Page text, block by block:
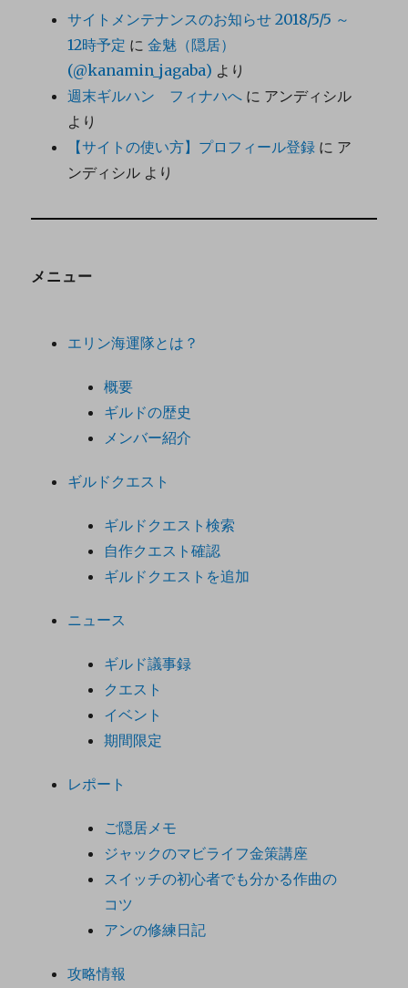
サイトメンテナンスのお知らせ 2018/5/5 ～
12時予定 に金魅（隠居）
(@kanamin_jagaba) より
週末ギルハン フィナハへ に アンディシル
より
【サイトの使い方】プロフィール登録 に ア
ンディシル より
メニュー
エリン海運隊とは？
概要
ギルドの歴史
メンバー紹介
ギルドクエスト
ギルドクエスト検索
自作クエスト確認
ギルドクエストを追加
ニュース
ギルド議事録
クエスト
イベント
期間限定
レポート
ご隠居メモ
ジャックのマビライフ金策講座
スイッチの初心者でも分かる作曲の
コツ
アンの修練日記
攻略情報